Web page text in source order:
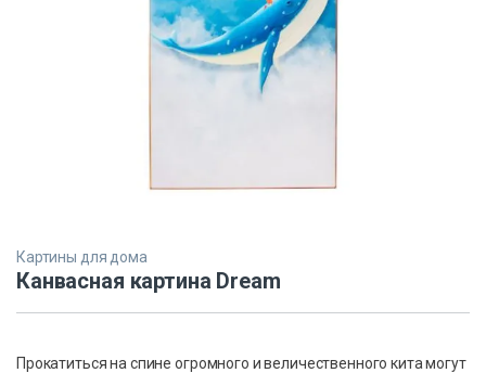
Картины для дома
Канвасная картина Dream
Прокатиться на спине огромного и величественного кита могут